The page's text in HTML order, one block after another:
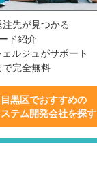
注先が見つかる
ド紹介
ルジュがサポート
で完全無料
目黒区でおすすめの
テム開発会社を探す